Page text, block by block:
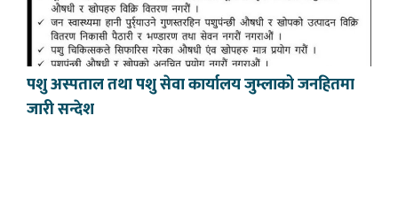
पशु अस्पताल तथा पशु सेवा कार्यालय जुम्लाको जनहितमा
जारी सन्देश